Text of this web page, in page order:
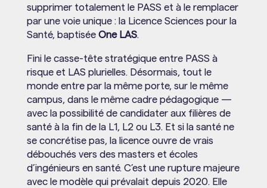
supprimer totalement le PASS et à le remplacer
par une voie unique : la Licence Sciences pour la
Santé, baptisée One LAS.
Fini le casse-tête stratégique entre PASS à
risque et LAS plurielles. Désormais, tout le
monde entre par la même porte, sur le même
campus, dans le même cadre pédagogique —
avec la possibilité de candidater aux filières de
santé à la fin de la L1, L2 ou L3. Et si la santé ne
se concrétise pas, la licence ouvre de vrais
débouchés vers des masters et écoles
d’ingénieurs en santé. C’est une rupture majeure
avec le modèle qui prévalait depuis 2020. Elle